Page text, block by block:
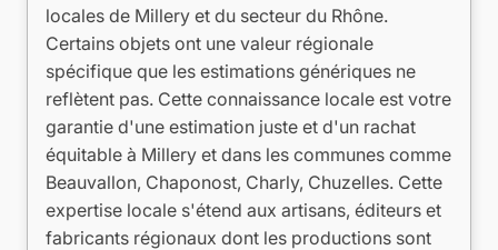
locales de Millery et du secteur du Rhône.
Certains objets ont une valeur régionale
spécifique que les estimations génériques ne
reflètent pas. Cette connaissance locale est votre
garantie d'une estimation juste et d'un rachat
équitable à Millery et dans les communes comme
Beauvallon, Chaponost, Charly, Chuzelles. Cette
expertise locale s'étend aux artisans, éditeurs et
fabricants régionaux dont les productions sont